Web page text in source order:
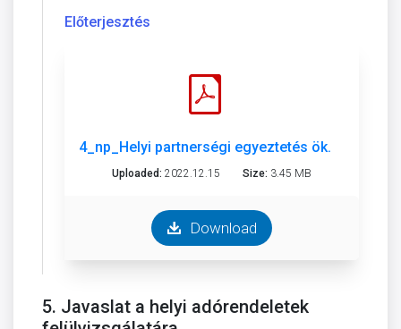
Előterjesztés
4_np_Helyi partnerségi egyeztetés ök. rendelet
Uploaded: 2022.12.15 Size: 3.45 MB
Download
5. Javaslat a helyi adórendeletek